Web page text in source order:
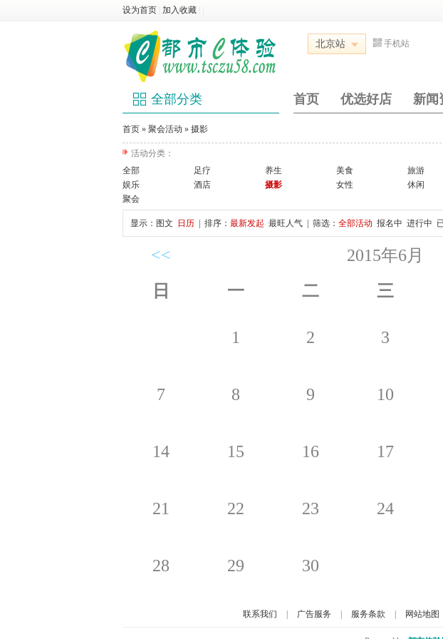
设为首页 加入收藏
北京站 手机站
全部分类 首页 优选好店 新闻
首页 » 聚会活动 » 摄影
活动分类：
全部
足疗 养生 美食 旅游
娱乐
酒店 摄影 女性 休闲
聚会
显示： 图文 日历 | 排序： 最新发起 最旺人气 | 筛选： 全部活动 报名中 进行中
<< 2015年6月
日
一 二 三
1 2 3
7 8 9 10
14 15 16 17
21 22 23 24
28 29 30
联系我们 广告服务 服务条款 网站地图